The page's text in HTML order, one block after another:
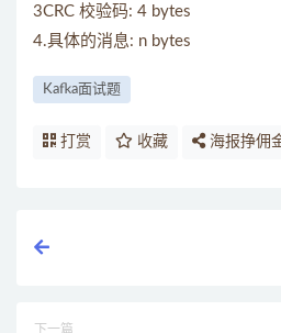
3CRC 校验码: 4 bytes
4.具体的消息: n bytes
Kafka面试题
打赏 收藏 海报挣佣
下一篇